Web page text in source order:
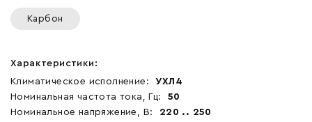
Карбон
Характеристики:
Климатическое исполнение:
УХЛ4
Номинальная частота тока, Гц:
50
Номинальное напряжение, В:
220 .. 250